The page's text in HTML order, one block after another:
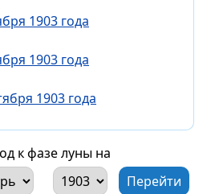
1903 года
1903 года
1903 года
к фазе луны на